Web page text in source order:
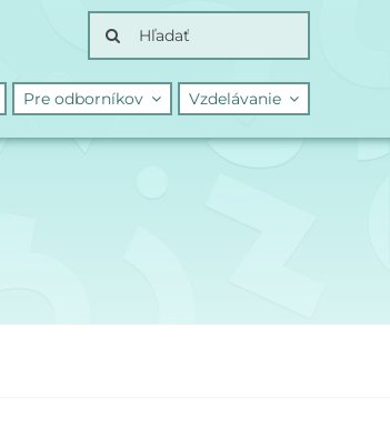
Search
for:
Pre odborníkov Vzdelávanie